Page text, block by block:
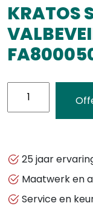
KRATOS
SET
FA8000500
aantal
25 jaar
Maatwerk en
Service en